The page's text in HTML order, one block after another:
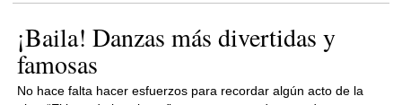
¡Baila! Danzas más divertidas y
famosas
No hace falta hacer esfuerzos para recordar algún acto de la